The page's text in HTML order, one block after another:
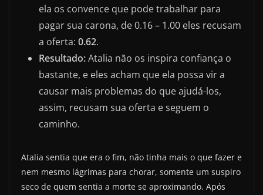
ela os convence que pode trabalhar para
pagar sua carona, de 0.16 – 1.00 eles recusam
a oferta: 0.62.
Resultado:Atalia não os inspira confiança o
bastante, e eles acham que ela possa vir a
causar mais problemas do que ajudá-los,
assim, recusam sua oferta e seguem o
caminho.
Atalia sentia que era o fim, não tinha mais o que fazer e
nem mesmo lágrimas para chorar, somente um suspiro
seco de quem sentia a morte se aproximando. Após